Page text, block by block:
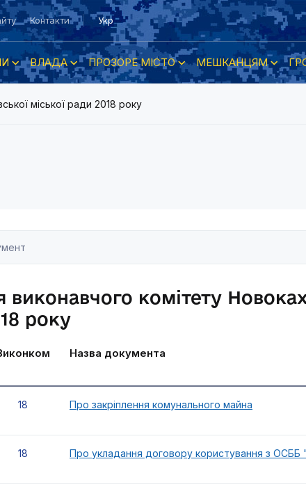
Контакти Укр
ВЛАДА ПРОЗОРЕ МІСТО МЕШКАНЦЯМ
міської ради 2018 року
виконавчого комітету
року
Назва документа
18 Про закріплення комунального майна
18 Про укладання договору користування з